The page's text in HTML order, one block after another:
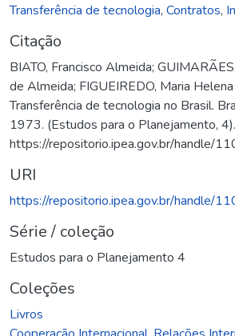
Transferência de tecnologia, Contratos,
Citação
BIATO, Francisco Almeida;
de Almeida; FIGUEIREDO, Maria
Transferência de tecnologia no Brasil.
1973. (Estudos para o Planejamento,
https://repositorio.ipea.gov.br/handle/
URI
https://repositorio.ipea.gov.br/handle/
Série / coleção
Estudos para o Planejamento 4
Coleções
Livros